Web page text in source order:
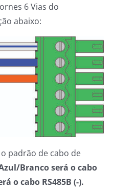
6 Vias do
abaixo:
padrão de cabo de
Branco será o cabo
o cabo RS485B (-).